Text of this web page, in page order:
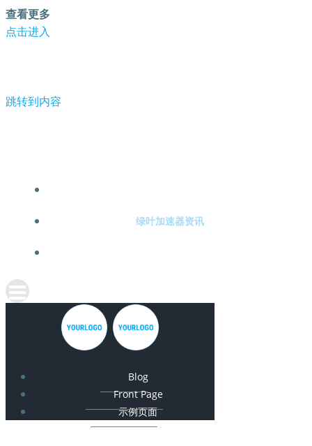
查看更多
点击进入
跳转到内容
绿叶加速器资讯
Blog
Front Page
示例页面